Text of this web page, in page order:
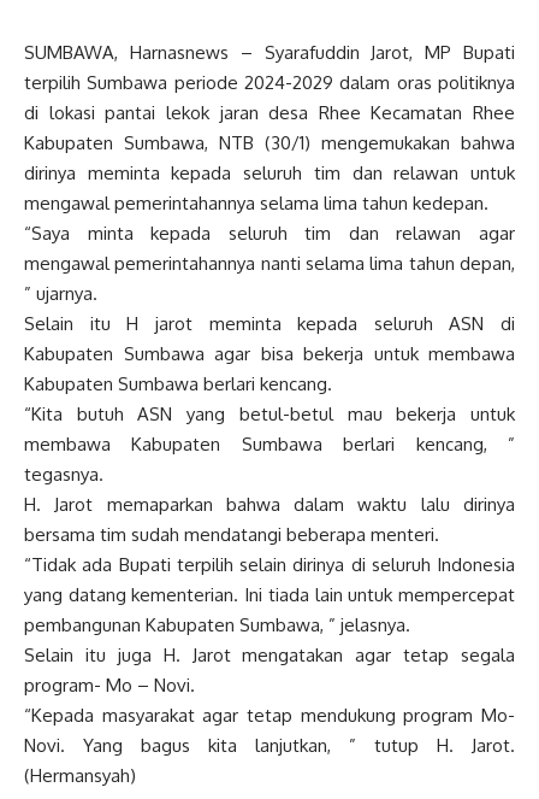
SUMBAWA, Harnasnews – Syarafuddin Jarot, MP Bupati
terpilih Sumbawa periode 2024-2029 dalam oras politiknya
di lokasi pantai lekok jaran desa Rhee Kecamatan Rhee
Kabupaten Sumbawa, NTB (30/1) mengemukakan bahwa
dirinya meminta kepada seluruh tim dan relawan untuk
mengawal pemerintahannya selama lima tahun kedepan.
“Saya minta kepada seluruh tim dan relawan agar
mengawal pemerintahannya nanti selama lima tahun depan,
” ujarnya.
Selain itu H jarot meminta kepada seluruh ASN di
Kabupaten Sumbawa agar bisa bekerja untuk membawa
Kabupaten Sumbawa berlari kencang.
“Kita butuh ASN yang betul-betul mau bekerja untuk
membawa Kabupaten Sumbawa berlari kencang, ”
tegasnya.
H. Jarot memaparkan bahwa dalam waktu lalu dirinya
bersama tim sudah mendatangi beberapa menteri.
“Tidak ada Bupati terpilih selain dirinya di seluruh Indonesia
yang datang kementerian. Ini tiada lain untuk mempercepat
pembangunan Kabupaten Sumbawa, ” jelasnya.
Selain itu juga H. Jarot mengatakan agar tetap segala
program- Mo – Novi.
“Kepada masyarakat agar tetap mendukung program Mo-
Novi. Yang bagus kita lanjutkan, ” tutup H. Jarot.
(Hermansyah)